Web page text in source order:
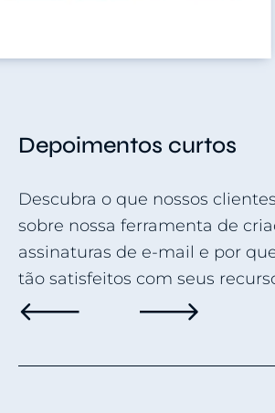
Depoimentos curtos
Descubra o que nossos
sobre nossa ferramenta de
assinaturas de e-mail e por
tão satisfeitos com seus